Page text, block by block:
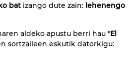
bat izango dute zain: lehenengo
aldeko apustu berri hau "El
sortzaileen eskutik datorkigu: